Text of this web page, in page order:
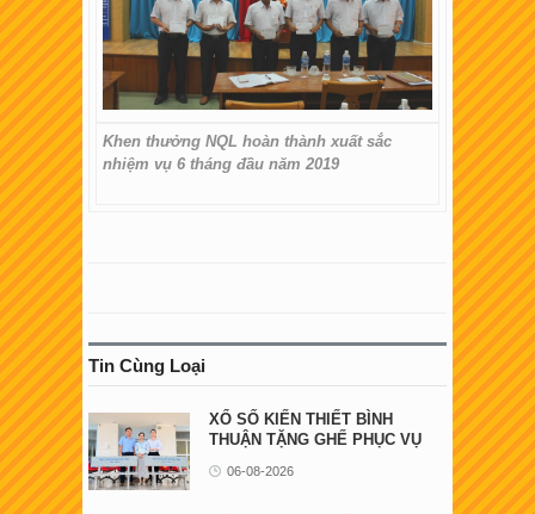
Khen thưởng NQL hoàn thành xuất sắc
nhiệm vụ 6 tháng đầu năm 2019
Tin Cùng Loại
XỔ SỐ KIẾN THIẾT BÌNH
THUẬN TẶNG GHẾ PHỤC VỤ
06-08-2026